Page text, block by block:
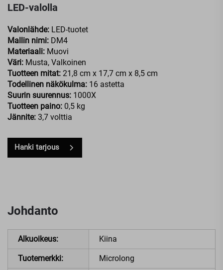
LED-valolla
Valonlähde: LED-tuotet
Mallin nimi: DM4
Materiaali: Muovi
Väri: Musta, Valkoinen
Tuotteen mitat: 21,8 cm x 17,7 cm x 8,5 cm
Todellinen näkökulma: 16 astetta
Suurin suurennus: 1000X
Tuotteen paino: 0,5 kg
Jännite: 3,7 volttia
Hanki tarjous
Johdanto
Alkuoikeus: Kiina
Tuotemerkki: Microlong